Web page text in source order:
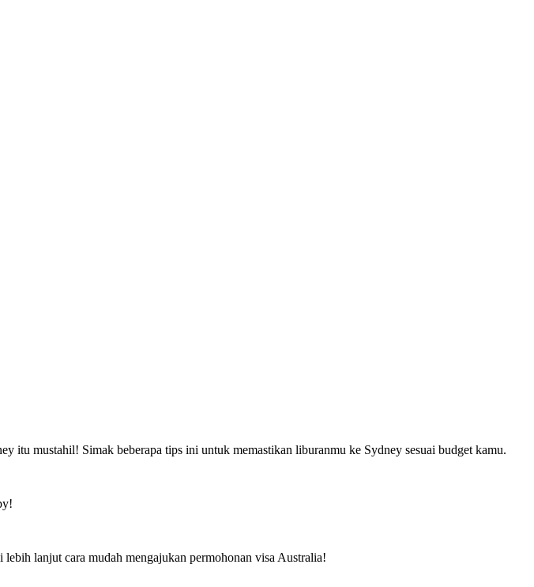
itu mustahil! Simak beberapa tips ini untuk memastikan liburanmu ke Sydney sesuai budget kamu.
lanjut cara mudah mengajukan permohonan visa Australia!